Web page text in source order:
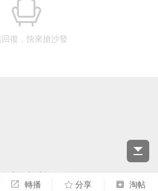
回復，快來搶沙發
轉播 分享 淘帖